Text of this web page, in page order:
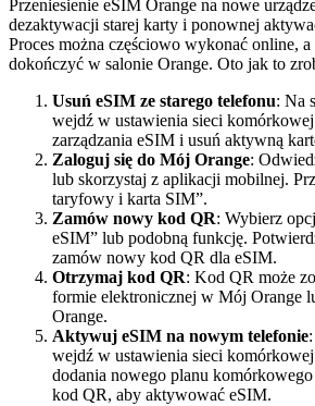
Przeniesienie eSIM Orange na nowe
dezaktywacji starej karty i ponownej
Proces można częściowo wykonać online,
dokończyć w salonie Orange. Oto jak to
Usuń eSIM ze starego telefonu: Na
wejdź w ustawienia sieci
zarządzania eSIM i usuń aktywną
Zaloguj się do Mój Orange:
lub skorzystaj z aplikacji mobilnej.
taryfowy i karta SIM”.
Zamów nowy kod QR: Wybierz
eSIM” lub podobną funkcję.
zamów nowy kod QR dla eSIM.
Otrzymaj kod QR: Kod QR może
formie elektronicznej w Mój Orange
Orange.
Aktywuj eSIM na nowym telefonie
wejdź w ustawienia sieci
dodania nowego planu
kod QR, aby aktywować eSIM.